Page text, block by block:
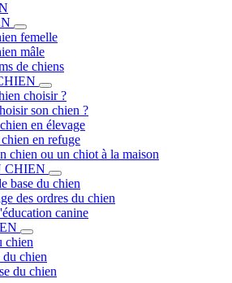
femelle
mâle
de chiens
choisir ?
son chien ?
en élevage
en refuge
chien ou un chiot à la maison
CHIEN
base du chien
des ordres du chien
canine
chien
du chien
du chien